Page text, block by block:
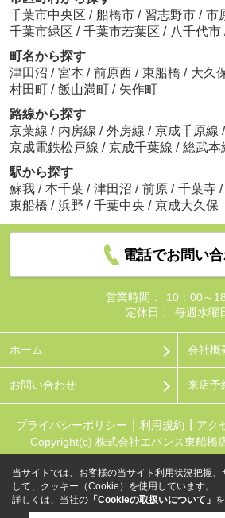
千葉市中央区 / 船橋市 / 習志野市 / 市
千葉市緑区 / 千葉市若葉区 / 八千代市
町名から探す
津田沼 / 宮本 / 前原西 / 東船橋 / 大久
村田町 / 飯山満町 / 矢作町
路線から探す
京葉線 / 内房線 / 外房線 / 京成千原線 /
京成電鉄松戸線 / 京成千葉線 / 総武本
駅から探す
蘇我 / 本千葉 / 津田沼 / 前原 / 千葉寺 /
東船橋 / 浜野 / 千葉中央 / 京成大久保
電話でお問い
営業時間：
10：00～
定休日：
毎週水曜
ホーム 会社概
お問い合わせ 来店予
プライバシーポリシー 利用規約 アク
Copyright(c) 株式会社エバンス東船橋
当サイトでは、お客様の当サイト利用状況把握、
して、クッキー（Cookie）を使用しています。
詳しくは、当社の 「Cookieの取扱いについて」